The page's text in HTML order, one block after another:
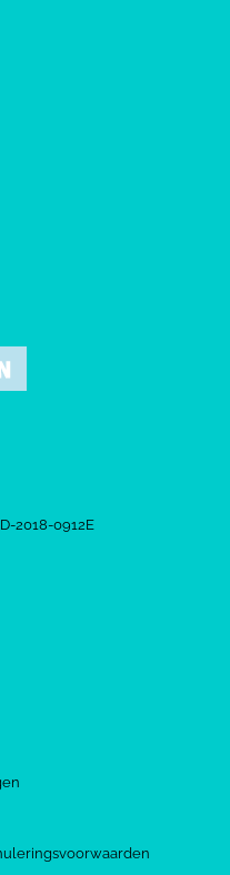
2018-0912E